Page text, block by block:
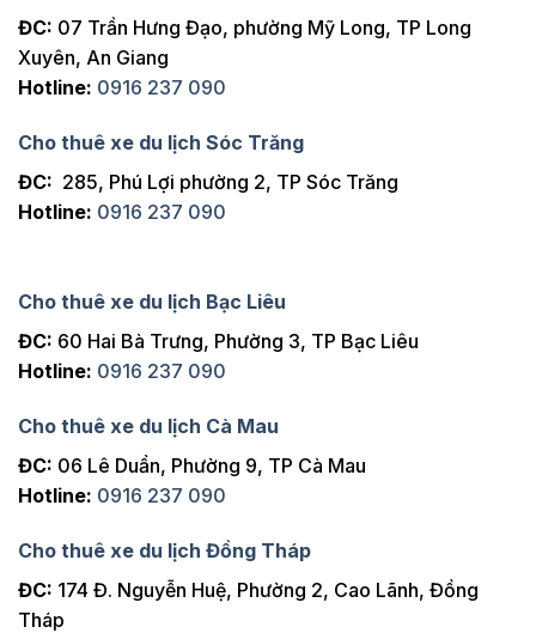
ĐC: 07 Trần Hưng Đạo, phường Mỹ Long, TP Long
Xuyên, An Giang
Hotline: 0916 237 090
Cho thuê xe du lịch Sóc Trăng
ĐC: 285, Phú Lợi phường 2, TP Sóc Trăng
Hotline: 0916 237 090
Cho thuê xe du lịch Bạc Liêu
ĐC: 60 Hai Bà Trưng, Phường 3, TP Bạc Liêu
Hotline: 0916 237 090
Cho thuê xe du lịch Cà Mau
ĐC: 06 Lê Duẩn, Phường 9, TP Cà Mau
Hotline: 0916 237 090
Cho thuê xe du lịch Đồng Tháp
ĐC: 174 Đ. Nguyễn Huệ, Phường 2, Cao Lãnh, Đồng
Tháp